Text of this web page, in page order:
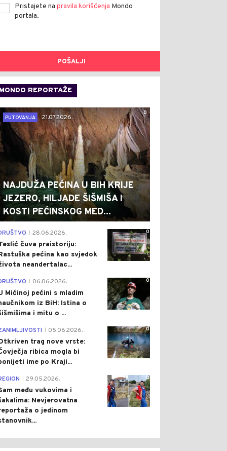
Pristajete na pravila korišćenja Mondo
portala.
POŠALJI
MONDO REPORTAŽE
0
PUTOVANJA
21.07.2026.
NAJDUŽA PEĆINA U BIH KRIJE
JEZERO, HILJADE ŠIŠMIŠA I
KOSTI PEĆINSKOG MED...
0
28.06.2026.
čuva praistoriju:
pećina kao svjedok
neandertalac...
0
06.06.2026.
Mićinoj pećini s mladim
iz BiH: Istina o
i mitu o ...
0
05.06.2026.
trag nove vrste:
ribica mogla bi
ime po Kraji...
0
29.05.2026.
među vukovima i
Nevjerovatna
o jedinom